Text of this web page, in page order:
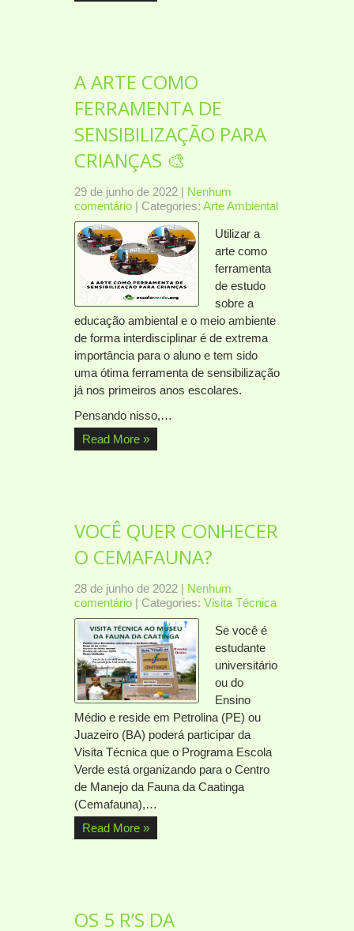
A ARTE COMO
FERRAMENTA DE
SENSIBILIZAÇÃO PARA
CRIANÇAS 🎨
29 de junho de 2022 | Nenhum
comentário | Categories: Arte Ambiental
Utilizar a
arte como
ferramenta
de estudo
sobre a
educação ambiental e o meio ambiente
de forma interdisciplinar é de extrema
importância para o aluno e tem sido
uma ótima ferramenta de sensibilização
já nos primeiros anos escolares.
Pensando nisso,…
Read More »
VOCÊ QUER CONHECER
O CEMAFAUNA?
28 de junho de 2022 | Nenhum
comentário | Categories: Visita Técnica
Se você é
estudante
universitário
ou do
Ensino
Médio e reside em Petrolina (PE) ou
Juazeiro (BA) poderá participar da
Visita Técnica que o Programa Escola
Verde está organizando para o Centro
de Manejo da Fauna da Caatinga
(Cemafauna),…
Read More »
OS 5 R’S DA